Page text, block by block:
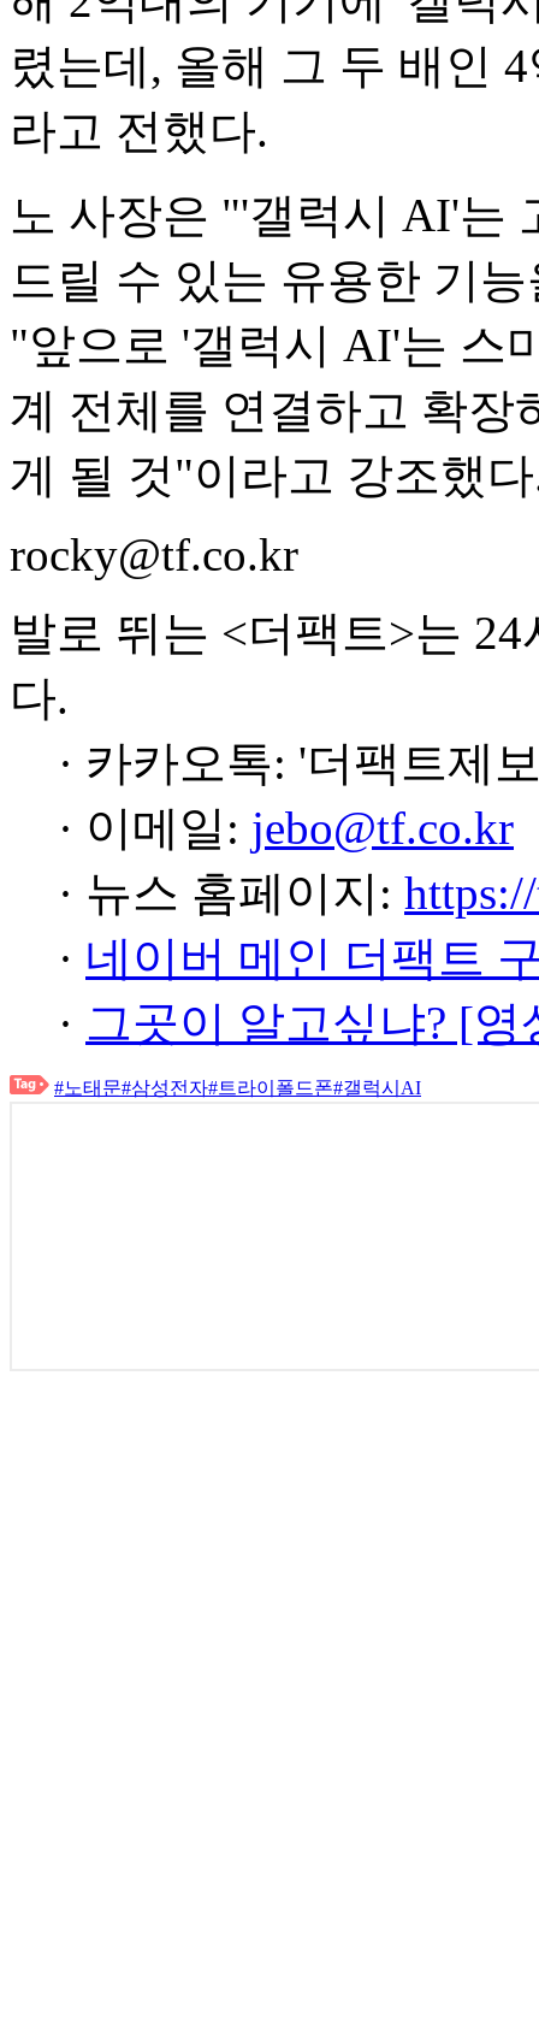
렸는데, 올해 그 두 배인
라고 전했다.
노 사장은 "'갤럭시 AI'는
드릴 수 있는 유용한 기
"앞으로 '갤럭시 AI'는 스
계 전체를 연결하고 확장
게 될 것"이라고 강조했
rocky@tf.co.kr
발로 뛰는 <더팩트>는
다.
· 카카오톡: '더팩트제
· 이메일: jebo@tf.co.kr
· 뉴스 홈페이지:
· 네이버 메인 더팩트
· 그곳이 알고싶냐? [
#노태문#삼성전자#트라이폴드폰#갤럭시AI